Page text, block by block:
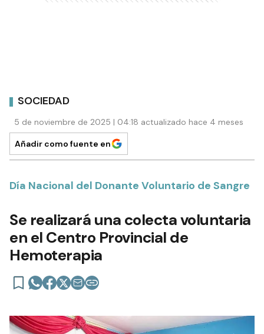
SOCIEDAD
5 de noviembre de 2025 | 04:18 actualizado hace 4 meses
Añadir como fuente en
Día Nacional del Donante Voluntario de Sangre
Se realizará una colecta voluntaria
en el Centro Provincial de
Hemoterapia